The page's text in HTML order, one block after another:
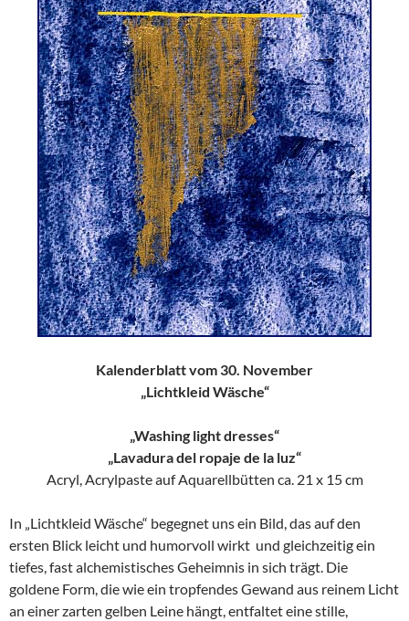
Kalenderblatt vom 30. November
„Lichtkleid Wäsche“
„Washing light dresses“
„Lavadura del ropaje de la luz“
Acryl, Acrylpaste auf Aquarellbütten ca. 21 x 15 cm
In „Lichtkleid Wäsche“ begegnet uns ein Bild, das auf den
ersten Blick leicht und humorvoll wirkt und gleichzeitig ein
tiefes, fast alchemistisches Geheimnis in sich trägt. Die
goldene Form, die wie ein tropfendes Gewand aus reinem Licht
an einer zarten gelben Leine hängt, entfaltet eine stille,